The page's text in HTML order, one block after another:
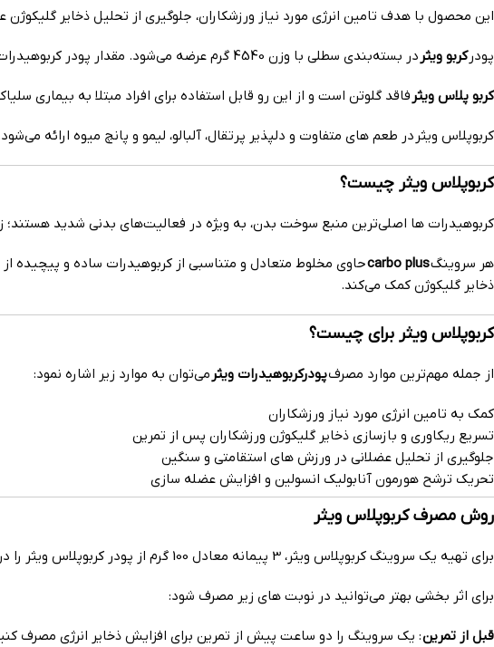
این محصول با هدف تامین انرژی مورد نیاز ورزشکاران، جلوگیری از تحلیل ذخایر
پودرکربو ویثر در بسته‌بندی سطلی با وزن 4540 گرم عرضه می‌شود. مقدار پودر کربوهیدرات موجود در هر سطل معادل 45 سروینگ است.
کربو پلاس ویثر فاقد گلوتن است و از این رو قابل استفاده برای افراد مبتلا به بیماری
کربوپلاس ویثر در طعم های متفاوت و دلپذیر پرتقال، آلبالو، لیمو و پانچ میوه ارائه
کربوپلاس ویثر چیست؟
کربوهیدرات ها اصلی‌ترین منبع سوخت بدن، به ویژه در فعالیت‌های بدنی شدید هستند؛
هر سروینگcarbo plusحاوی مخلوط متعادل و متناسبی از کربوهیدرات ساده و پیچیده
ذخایر گلیکوژن کمک می‌کند.
کربوپلاس ویثر برای چیست؟
از جمله مهم‌ترین موارد مصرفپودرکربوهیدرات ویثر می‌توان به موارد زیر اشاره نمود:
کمک به تامین انرژی مورد نیاز ورزشکاران
تسریع ریکاوری و بازسازی ذخایر گلیکوژن ورزشکاران پس از تمرین
جلوگیری از تحلیل عضلانی در ورزش های استقامتی و سنگین
تحریک ترشح هورمون آنابولیک انسولین و افزایش عضله سازی
روش مصرف کربوپلاس ویثر
برای تهیه یک سروینگ کربوپلاس ویثر، 3 پیمانه معادل 100 گرم از پودر کربوپلاس ویثر را در 500 میلی‌لیتر آب مخلوط نموده و به خوبی هم بزنید تا کاملا ترکیب شوند و سپس مصرف کنید.
برای اثر بخشی بهتر می‌توانید در نوبت های زیر مصرف شود:
قبل از تمرین: یک سروینگ را دو ساعت پیش از تمرین برای افزایش ذخایر انرژی مصرف